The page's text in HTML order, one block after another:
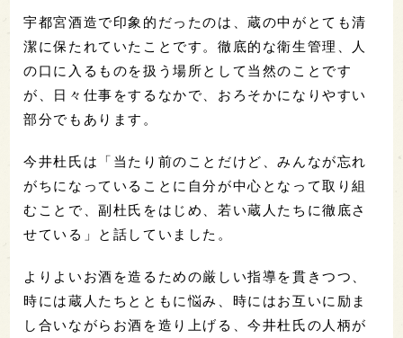
宇都宮酒造で印象的だったのは、蔵の中がとても清
潔に保たれていたことです。徹底的な衛生管理、人
の口に入るものを扱う場所として当然のことです
が、日々仕事をするなかで、おろそかになりやすい
部分でもあります。
今井杜氏は「当たり前のことだけど、みんなが忘れ
がちになっていることに自分が中心となって取り組
むことで、副杜氏をはじめ、若い蔵人たちに徹底さ
せている」と話していました。
よりよいお酒を造るための厳しい指導を貫きつつ、
時には蔵人たちとともに悩み、時にはお互いに励ま
し合いながらお酒を造り上げる、今井杜氏の人柄が